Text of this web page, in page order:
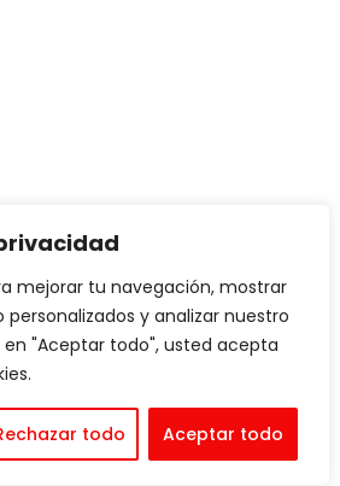
mejorar tu navegación, mostrar
y analizar nuestro
"Aceptar todo", usted acepta
todo Aceptar todo